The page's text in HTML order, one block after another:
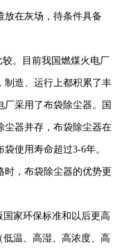
放在灰场，待条件具备
。目前我国燃煤火电厂
制造、运行上都积累了丰
采用了布袋除尘器。国
尘器并存，布袋除尘器在
使用寿命超过3-6年。
时，布袋除尘器的优势更
家环保标准和以后更高
温、高湿、高浓度、高